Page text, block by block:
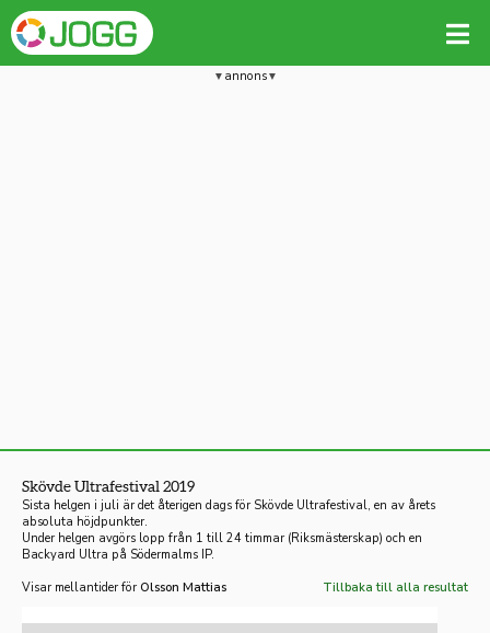
annons
Skövde Ultrafestival 2019
Sista helgen i juli är det återigen dags för Skövde Ultrafestival, en av årets
absoluta höjdpunkter.
Under helgen avgörs lopp från 1 till 24 timmar (Riksmästerskap) och en
Backyard Ultra på Södermalms IP.
Visar mellantider för Olsson Mattias Tillbaka till alla resultat